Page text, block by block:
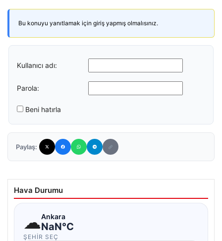
Bu konuyu yanıtlamak için giriş yapmış olmalısınız.
Kullanıcı adı:
Parola:
Beni hatırla
Paylaş:
Hava Durumu
☁Ankara
NaN°C
ŞEHIR SEÇ